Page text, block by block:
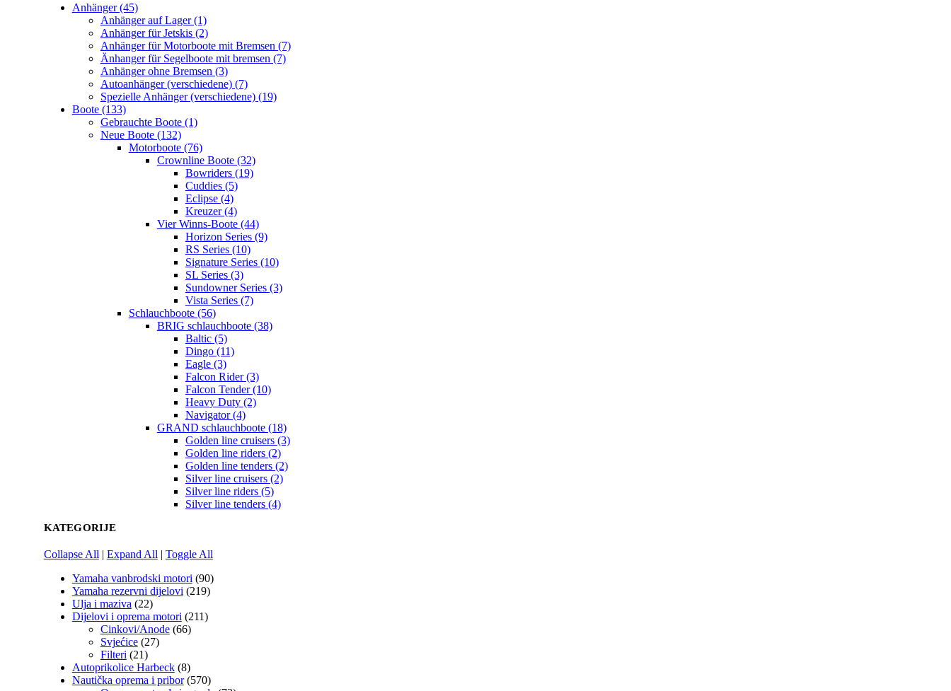
Anhänger (45)
Anhänger auf Lager (1)
Anhänger für Jetskis (2)
Anhänger für Motorboote mit Bremsen (7)
Änhanger für Segelboote mit bremsen (7)
Anhänger ohne Bremsen (3)
Autoanhänger (verschiedene) (7)
Spezielle Anhänger (verschiedene) (19)
Boote (133)
Gebrauchte Boote (1)
Neue Boote (132)
Motorboote (76)
Crownline Boote (32)
Bowriders (19)
Cuddies (5)
Eclipse (4)
Kreuzer (4)
Vier Winns-Boote (44)
Horizon Series (9)
RS Series (10)
Signature Series (10)
SL Series (3)
Sundowner Series (3)
Vista Series (7)
Schlauchboote (56)
BRIG schlauchboote (38)
Baltic (5)
Dingo (11)
Eagle (3)
Falcon Rider (3)
Falcon Tender (10)
Heavy Duty (2)
Navigator (4)
GRAND schlauchboote (18)
Golden line cruisers (3)
Golden line riders (2)
Golden line tenders (2)
Silver line cruisers (2)
Silver line riders (5)
Silver line tenders (4)
KATEGORIJE
Collapse All | Expand All | Toggle All
Yamaha vanbrodski motori (90)
Yamaha rezervni dijelovi (219)
Ulja i maziva (22)
Dijelovi i oprema motori (211)
Cinkovi/Anode (66)
Svjećice (27)
Filteri (21)
Autoprikolice Harbeck (8)
Nautička oprema i pribor (570)